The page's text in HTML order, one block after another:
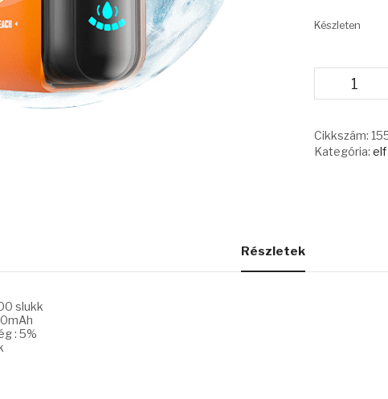
Készleten
RAYA
MANGO
PEACH
mennyiség
Cikkszám:
Kategória:elf
Részletek
slukk
: 5%